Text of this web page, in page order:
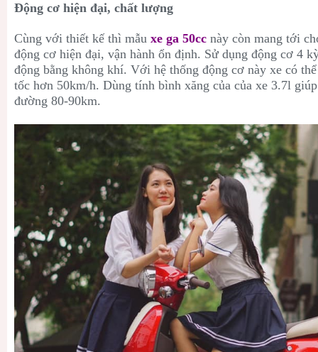
Động cơ hiện đại, chất lượng
Cùng với thiết kế thì mẫu xe ga 50cc này còn mang tới
động cơ hiện đại, vận hành ổn định. Sử dụng động cơ 4
động bằng không khí. Với hệ thống động cơ này xe có
tốc hơn 50km/h. Dùng tính bình xăng của của xe 3.7l
đường 80-90km.